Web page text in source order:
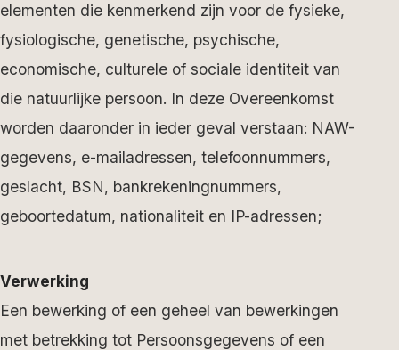
elementen die kenmerkend zijn voor de fysieke,
fysiologische, genetische, psychische,
economische, culturele of sociale identiteit van
die natuurlijke persoon. In deze Overeenkomst
worden daaronder in ieder geval verstaan: NAW-
gegevens, e-mailadressen, telefoonnummers,
geslacht, BSN, bankrekeningnummers,
geboortedatum, nationaliteit en IP-adressen;
Verwerking
Een bewerking of een geheel van bewerkingen
met betrekking tot Persoonsgegevens of een